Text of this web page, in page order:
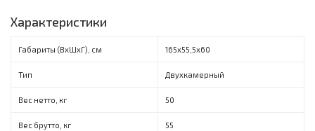
Характеристики
Габариты (ВxШxГ), см 165х55,5х60
Тип Двухкамерный
Вес нетто, кг 50
Вес брутто, кг 55